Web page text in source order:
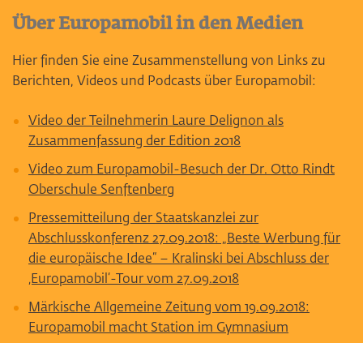
Über Europamobil in den Medien
Hier finden Sie eine Zusammenstellung von Links zu
Berichten, Videos und Podcasts über Europamobil:
Video der Teilnehmerin Laure Delignon als
Zusammenfassung der Edition 2018
Video zum Europamobil-Besuch der Dr. Otto Rindt
Oberschule Senftenberg
Pressemitteilung der Staatskanzlei zur
Abschlusskonferenz 27.09.2018: „Beste Werbung für
die europäische Idee“ – Kralinski bei Abschluss der
‚Europamobil‘-Tour vom 27.09.2018
Märkische Allgemeine Zeitung vom 19.09.2018:
Europamobil macht Station im Gymnasium